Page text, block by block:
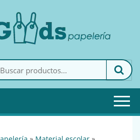
My Goods es tu papelería
online de confianza. Podrás
encontrar todo lo necesario